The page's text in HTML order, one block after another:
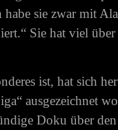
sie zwar mit
Sie hat viel über
ist, hat sich
ausgezeichnet
Doku über